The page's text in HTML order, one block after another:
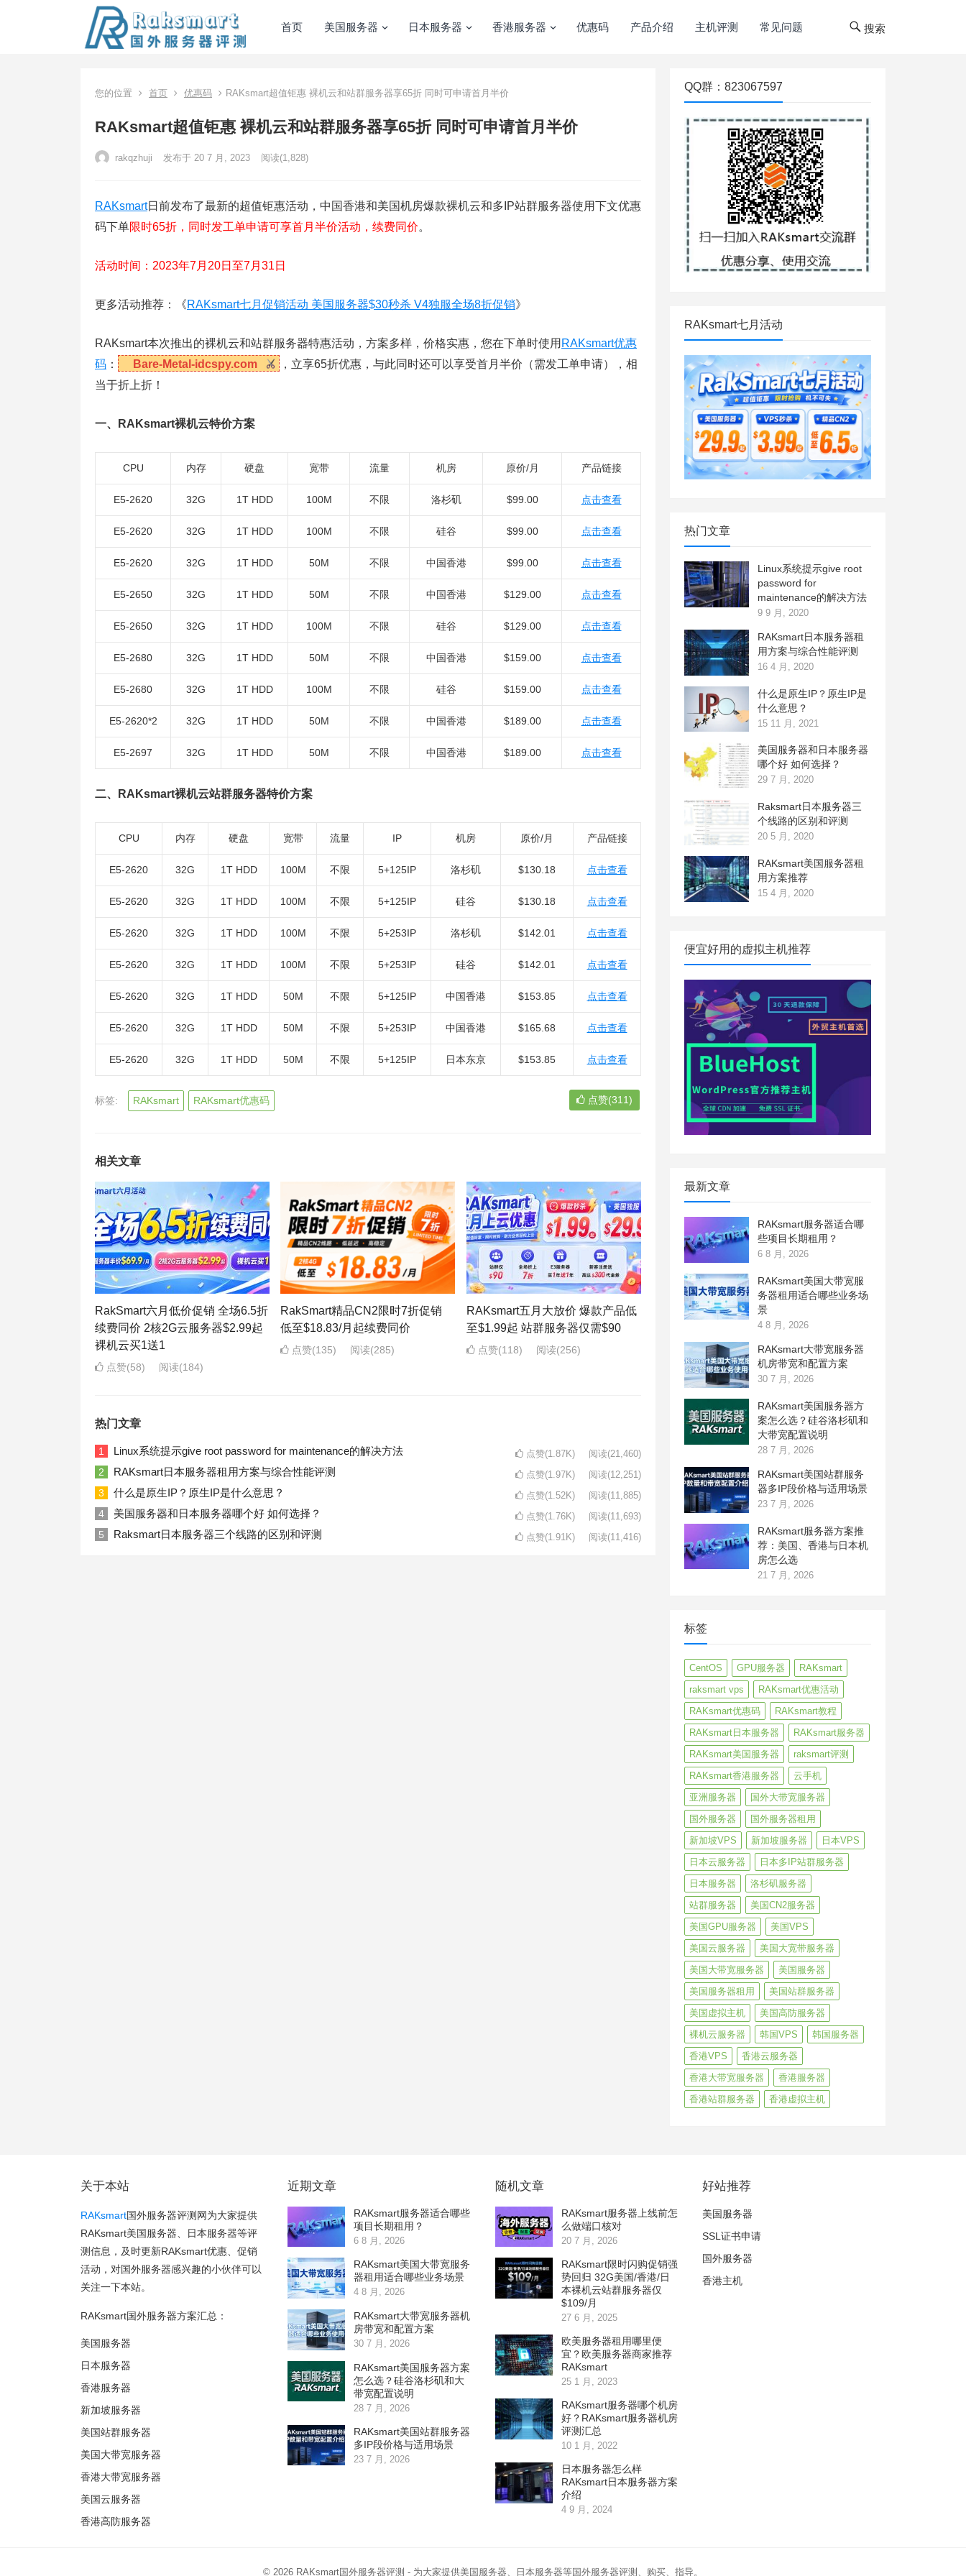
首页 美国服务器 日本服务器 香港服务器 优惠码 产品介绍 主机评测 常见问题 搜索
您的位置 首页 优惠码 RAKsmart超值钜惠 裸机云和站群服务器享65折 同时可申请首月半价
RAKsmart超值钜惠 裸机云和站群服务器享65折 同时可申请首月半价
rakqzhuji 发布于 20 7 月, 2023 阅读(1,828)
RAKsmart日前发布了最新的超值钜惠活动，中国香港和美国机房爆款裸机云和多IP站群服务器使用下文优惠
码下单限时65折，同时发工单申请可享首月半价活动，续费同价。
活动时间：2023年7月20日至7月31日
更多活动推荐：《RAKsmart七月促销活动 美国服务器$30秒杀 V4独服全场8折促销》
RAKsmart本次推出的裸机云和站群服务器特惠活动，方案多样，价格实惠，您在下单时使用 RAKsmart优惠
码 ： Bare-Metal-idcspy.com
，立享65折优惠，与此同时还可以享受首月半价（需发工单申请），相
当于折上折！
一、RAKsmart裸机云特价方案
CPU 内存 硬盘 宽带 流量 机房 原价/月 产品链接
E5-2620 32G 1T HDD 100M 不限 洛杉矶 $99.00 点击查看
E5-2620 32G 1T HDD 100M 不限 硅谷 $99.00 点击查看
E5-2620 32G 1T HDD 50M 不限 中国香港 $99.00 点击查看
E5-2650 32G 1T HDD 50M 不限 中国香港 $129.00 点击查看
E5-2650 32G 1T HDD 100M 不限 硅谷 $129.00 点击查看
E5-2680 32G 1T HDD 50M 不限 中国香港 $159.00 点击查看
E5-2680 32G 1T HDD 100M 不限 硅谷 $159.00 点击查看
E5-2620*2 32G 1T HDD 50M 不限 中国香港 $189.00 点击查看
E5-2697 32G 1T HDD 50M 不限 中国香港 $189.00 点击查看
二、RAKsmart裸机云站群服务器特价方案
CPU 内存 硬盘 宽带 流量 IP 机房 原价/月 产品链接
E5-2620 32G 1T HDD 100M 不限 5+125IP 洛杉矶 $130.18 点击查看
E5-2620 32G 1T HDD 100M 不限 5+125IP 硅谷 $130.18 点击查看
E5-2620 32G 1T HDD 100M 不限 5+253IP 洛杉矶 $142.01 点击查看
E5-2620 32G 1T HDD 100M 不限 5+253IP 硅谷 $142.01 点击查看
E5-2620 32G 1T HDD 50M 不限 5+125IP 中国香港 $153.85 点击查看
E5-2620 32G 1T HDD 50M 不限 5+253IP 中国香港 $165.68 点击查看
E5-2620 32G 1T HDD 50M 不限 5+125IP 日本东京 $153.85 点击查看
标签: RAKsmart RAKsmart优惠码 点赞(311)
相关文章
RakSmart六月低价促销 全场6.5折
续费同价 2核2G云服务器$2.99起
裸机云买1送1
点赞(58) 阅读(184)
RakSmart精品CN2限时7折促销
低至$18.83/月起续费同价
点赞(135) 阅读(285)
RAKsmart五月大放价 爆款产品低
至$1.99起 站群服务器仅需$90
点赞(118) 阅读(256)
热门文章
1 Linux系统提示give root password for maintenance的解决方法 点赞(1.87K) 阅读(21,460)
2 RAKsmart日本服务器租用方案与综合性能评测 点赞(1.97K) 阅读(12,251)
3 什么是原生IP？原生IP是什么意思？ 点赞(1.52K) 阅读(11,885)
4 美国服务器和日本服务器哪个好 如何选择？ 点赞(1.76K) 阅读(11,693)
5 Raksmart日本服务器三个线路的区别和评测 点赞(1.91K) 阅读(11,416)
QQ群：823067597
RAKsmart七月活动
热门文章
Linux系统提示give root
password for
maintenance的解决方法
9 9 月, 2020
RAKsmart日本服务器租
用方案与综合性能评测
16 4 月, 2020
什么是原生IP？原生IP是
什么意思？
15 11 月, 2021
美国服务器和日本服务器
哪个好 如何选择？
29 7 月, 2020
Raksmart日本服务器三
个线路的区别和评测
20 5 月, 2020
RAKsmart美国服务器租
用方案推荐
15 4 月, 2020
便宜好用的虚拟主机推荐
最新文章
RAKsmart服务器适合哪
些项目长期租用？
6 8 月, 2026
RAKsmart美国大带宽服
务器租用适合哪些业务场
景
4 8 月, 2026
RAKsmart大带宽服务器
机房带宽和配置方案
30 7 月, 2026
RAKsmart美国服务器方
案怎么选？硅谷洛杉矶和
大带宽配置说明
28 7 月, 2026
RAKsmart美国站群服务
器多IP段价格与适用场景
23 7 月, 2026
RAKsmart服务器方案推
荐：美国、香港与日本机
房怎么选
21 7 月, 2026
标签
CentOS GPU服务器
RAKsmart
raksmart vps
RAKsmart优惠活动
RAKsmart优惠码
RAKsmart教程
RAKsmart日本服务器
RAKsmart服务器
RAKsmart美国服务器
raksmart评测
RAKsmart香港服务器
云手机
亚洲服务器
国外大带宽服务器
国外服务器
国外服务器租用
新加坡VPS
新加坡服务器
日本VPS
日本云服务器
日本多IP站群服务器
日本服务器
洛杉矶服务器
站群服务器
美国CN2服务器
美国GPU服务器
美国VPS
美国云服务器
美国大宽带服务器
美国大带宽服务器
美国服务器
美国服务器租用
美国站群服务器
美国虚拟主机
美国高防服务器
裸机云服务器
韩国VPS
韩国服务器
香港VPS
香港云服务器
香港大带宽服务器
香港服务器
香港站群服务器
香港虚拟主机
关于本站
RAKsmart国外服务器评测网为大家提供
RAKsmart美国服务器、日本服务器等评
测信息，及时更新RAKsmart优惠、促销
活动，对国外服务器感兴趣的小伙伴可以
关注一下本站。
RAKsmart国外服务器方案汇总：
美国服务器
日本服务器
香港服务器
新加坡服务器
美国站群服务器
美国大带宽服务器
香港大带宽服务器
美国云服务器
香港高防服务器
近期文章
RAKsmart服务器适合哪些
项目长期租用？
6 8 月, 2026
RAKsmart美国大带宽服务
器租用适合哪些业务场景
4 8 月, 2026
RAKsmart大带宽服务器机
房带宽和配置方案
30 7 月, 2026
RAKsmart美国服务器方案
怎么选？硅谷洛杉矶和大
带宽配置说明
28 7 月, 2026
RAKsmart美国站群服务器
多IP段价格与适用场景
23 7 月, 2026
随机文章
RAKsmart服务器上线前怎
么做端口核对
20 7 月, 2026
RAKsmart限时闪购促销强
势回归 32G美国/香港/日
本裸机云站群服务器仅
$109/月
27 6 月, 2025
欧美服务器租用哪里便
宜？欧美服务器商家推荐
RAKsmart
25 1 月, 2023
RAKsmart服务器哪个机房
好？RAKsmart服务器机房
评测汇总
10 1 月, 2022
日本服务器怎么样
RAKsmart日本服务器方案
介绍
4 9 月, 2024
好站推荐
美国服务器
SSL证书申请
国外服务器
香港主机
© 2026 RAKsmart国外服务器评测 - 为大家提供美国服务器、日本服务器等国外服务器评测、购买、指导。